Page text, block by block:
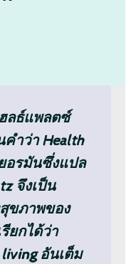
ลธ์แพลตซ์
ำว่า Health
อรมันซึ่งแปล
จึงเป็น
ขภาพของ
ยกได้ว่า
อันเต็ม